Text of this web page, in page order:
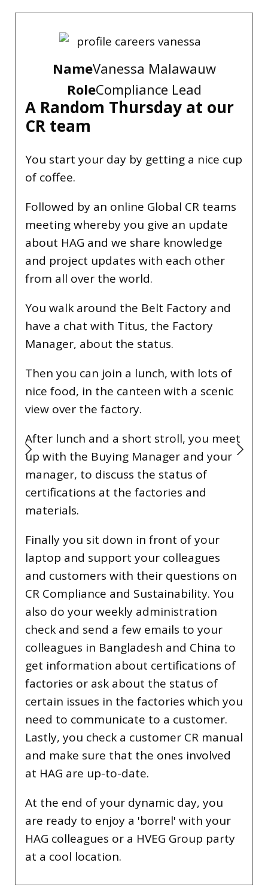
NameHelga Cooke
RoleWarehouse employee
Outbound
A Random day as a logistic
employee
As a logistics employee, I start the day
with a meeting where we go over the
tasks for the day, making sure everyone
is ready to get started.
I then begin by carefully processing the
returns. After handling the returns, it’s
time for a relaxed coffee break with the
whole team.
Next, I start picking and scanning
orders for both B2B and B2C
handled correctly and accurately.
In between, there’s time for a shared
lunch to catch up with my colleagues.
Towards the end of the day, we get all
the packages ready for shipment and
make sure everything is neatly tidied
up together.
This way, we wrap up the day on a
good note and are ready to start the
next day with fresh energy and a smile.